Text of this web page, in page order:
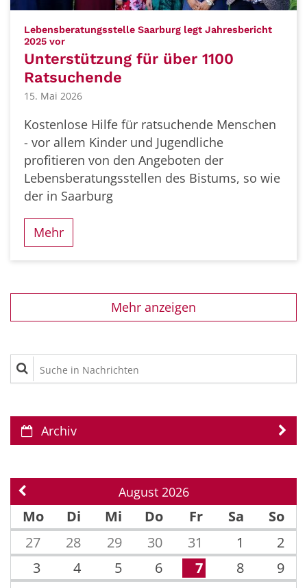
Lebensberatungsstelle Saarburg legt Jahresbericht
2025 vor:
Unterstützung für über 1100
Ratsuchende
15. Mai 2026
Kostenlose Hilfe für ratsuchende Menschen
- vor allem Kinder und Jugendliche
profitieren von den Angeboten der
Lebensberatungsstellen des Bistums, so wie
der in Saarburg
Mehr
Mehr anzeigen
Suche in Nachrichten
Archiv
Vorherige Seite August 2026
Mo Di Mi Do Fr Sa
So
27
28 29 30 31 1
2
3
4 5 6 7 8
9